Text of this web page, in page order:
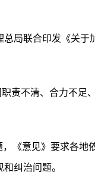
总局联合印发《关于
责不清、合力不足、
《意见》要求各地
纠治问题。